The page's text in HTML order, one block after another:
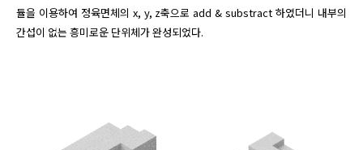
듈을 이용하여 정육면체의 x, y, z축으로 add & substract 하였더니 내부의
간섭이 없는 흥미로운 단위체가 완성되었다.